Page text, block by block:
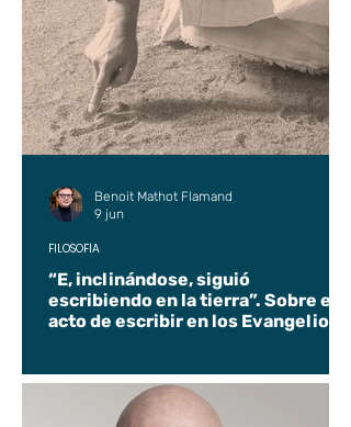
“E, inclinándose, siguió
escribiendo en la tierra”. Sobre el
acto de escribir en los Evangelios.
FILOSOFÍA
Benoit Mathot Flamand
9 jun